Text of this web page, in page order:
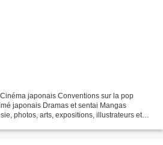
japonais Conventions sur la pop
japonais Dramas et sentai Mangas
photos, arts, expositions, illustrateurs et